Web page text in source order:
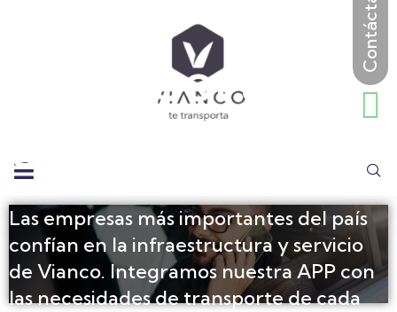
Transporte
corporativo
Las empresas más importantes del país
confían en la infraestructura y servicio
de Vianco. Integramos nuestra APP con
las necesidades de transporte de cada